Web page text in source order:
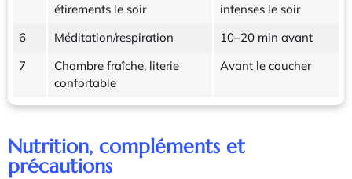
étirements le soir
intenses le soir
6
Méditation/respiration
10–20 min avant
7
Chambre fraîche, literie
confortable
Avant le coucher
Nutrition, compléments et
précautions